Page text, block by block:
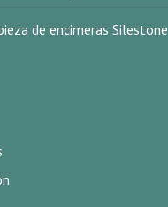
de encimeras Silestone